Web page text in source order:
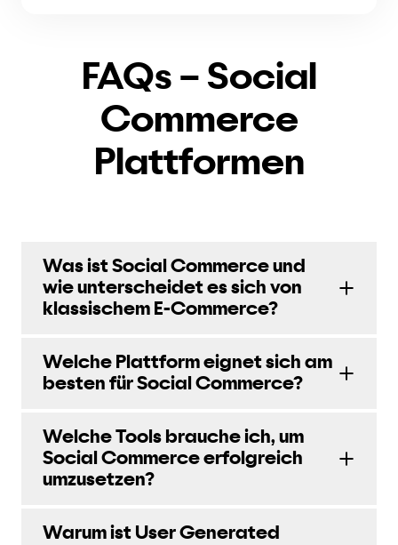
FAQs – Social
Commerce
Plattformen
Was ist Social Commerce und
wie unterscheidet es sich von
klassischem E-Commerce?
Welche Plattform eignet sich am
besten für Social Commerce?
Welche Tools brauche ich, um
Social Commerce erfolgreich
umzusetzen?
Warum ist User Generated